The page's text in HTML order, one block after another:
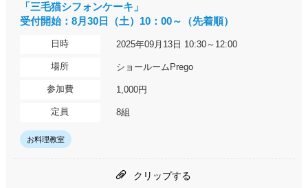
「三毛猫シフォンケーキ」
受付開始：8月30日（土）10：00～（先着順）
日時 2025年09月13日 10:30～12:00
場所 ショールームPrego
参加費 1,000円
定員 8組
お料理教室
クリップする